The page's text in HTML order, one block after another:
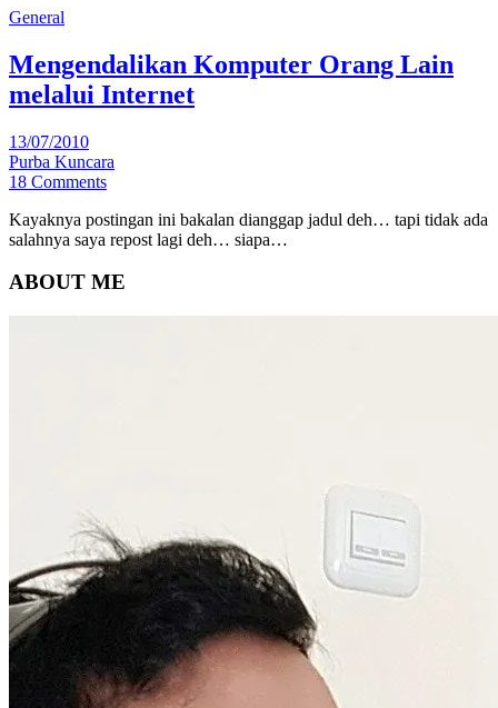
General
Mengendalikan Komputer Orang Lain
melalui Internet
13/07/2010
Purba Kuncara
18 Comments
Kayaknya postingan ini bakalan dianggap jadul deh… tapi tidak ada
salahnya saya repost lagi deh… siapa…
ABOUT ME